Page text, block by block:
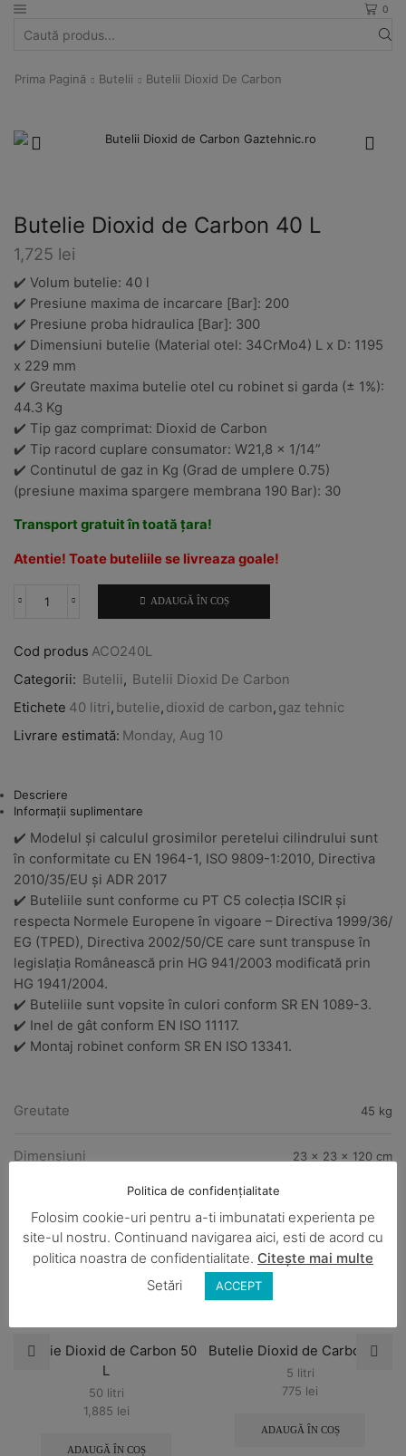
0
Prima Pagină Butelii Butelii Dioxid De Carbon
Butelie Dioxid de Carbon 40 L
1,725 lei
✔️ Volum butelie: 40 l
✔️ Presiune maxima de incarcare [Bar]: 200
✔️ Presiune proba hidraulica [Bar]: 300
✔️ Dimensiuni butelie (Material otel: 34CrMo4) L x D: 1195
x 229 mm
✔️ Greutate maxima butelie otel cu robinet si garda (± 1%):
44.3 Kg
✔️ Tip gaz comprimat: Dioxid de Carbon
✔️ Tip racord cuplare consumator: W21,8 x 1/14”
✔️ Continutul de gaz in Kg (Grad de umplere 0.75)
(presiune maxima spargere membrana 190 Bar): 30
Transport gratuit în toată țara!
Atentie! Toate buteliile se livreaza goale!
Cantitate
de
Carbon
40
L
ADAUGĂ ÎN COȘ
Cod produs ACO240L
Categorii: Butelii, Butelii Dioxid De Carbon
Etichete 40 litri, butelie, dioxid de carbon, gaz tehnic
Livrare estimată: Monday, Aug 10
Descriere
Informații suplimentare
✔️ Modelul și calculul grosimilor peretelui cilindrului sunt
în conformitate cu EN 1964-1, ISO 9809-1:2010, Directiva
2010/35/EU și ADR 2017
✔️ Buteliile sunt conforme cu PT C5 colecția ISCIR și
respecta Normele Europene în vigoare – Directiva 1999/36/
EG (TPED), Directiva 2002/50/CE care sunt transpuse în
legislația Românească prin HG 941/2003 modificată prin
HG 1941/2004.
✔️ Buteliile sunt vopsite în culori conform SR EN 1089-3.
✔️ Inel de gât conform EN ISO 11117.
✔️ Montaj robinet conform SR EN ISO 13341.
Greutate 45 kg
Dimensiuni 23 × 23 × 120 cm
Butelie Dioxid de Carbon 50
L
50 litri
1,885 lei
ADAUGĂ ÎN COȘ
Butelie Dioxid de Carbon 5 L
5 litri
775 lei
ADAUGĂ ÎN COȘ
Politica de confidențialitate
Folosim cookie-uri pentru a-ti imbunatati experienta pe
site-ul nostru. Continuand navigarea aici, esti de acord cu
politica noastra de confidentialitate. Citește mai multe
Setări
ACCEPT